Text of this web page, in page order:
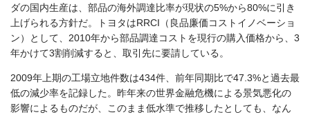
ダの国内生産は、部品の海外調達比率が現状の5%から80%に引き
上げられる方針だ。トヨタはRRCI（良品廉価コストイノベーショ
ン）として、2010年から部品調達コストを現行の購入価格から、3
年かけて3割削減すると、取引先に要請している。
2009年上期の工場立地件数は434件、前年同期比で47.3%と過去最
低の減少率を記録した。昨年来の世界金融危機による景気悪化の
影響によるものだが、このまま低水準で推移したとしても、なん